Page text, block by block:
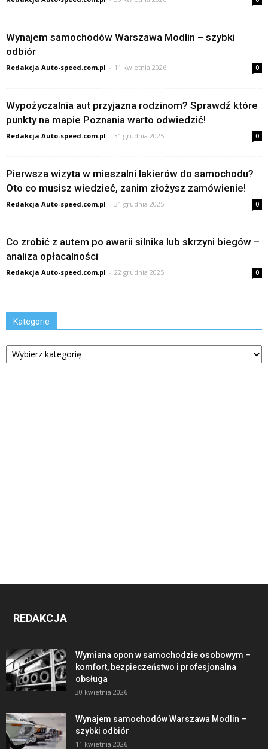
Wynajem samochodów Warszawa Modlin – szybki
odbiór
Redakcja Auto-speed.com.pl - 11 kwietnia 2026 0
Wypożyczalnia aut przyjazna rodzinom? Sprawdź które
punkty na mapie Poznania warto odwiedzić!
Redakcja Auto-speed.com.pl - 31 grudnia 2025 0
Pierwsza wizyta w mieszalni lakierów do samochodu?
Oto co musisz wiedzieć, zanim złożysz zamówienie!
Redakcja Auto-speed.com.pl - 31 grudnia 2025 0
Co zrobić z autem po awarii silnika lub skrzyni biegów –
analiza opłacalności
Redakcja Auto-speed.com.pl - 22 grudnia 2025 0
Kategorie
Kategorie
REDAKCJA
Wymiana opon w samochodzie osobowym –
komfort, bezpieczeństwo i profesjonalna
obsługa
30 kwietnia 2026
Wynajem samochodów Warszawa Modlin –
szybki odbiór
11 kwietnia 2026